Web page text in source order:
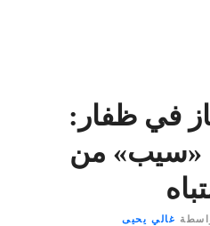
في ظفار:
«سيب» من
غالي يحيى